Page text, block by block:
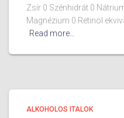
Zsír 0 Szénhidrát 0
Magnézium 0 Retinol
Read more…
ALKOHOLOS ITALOK